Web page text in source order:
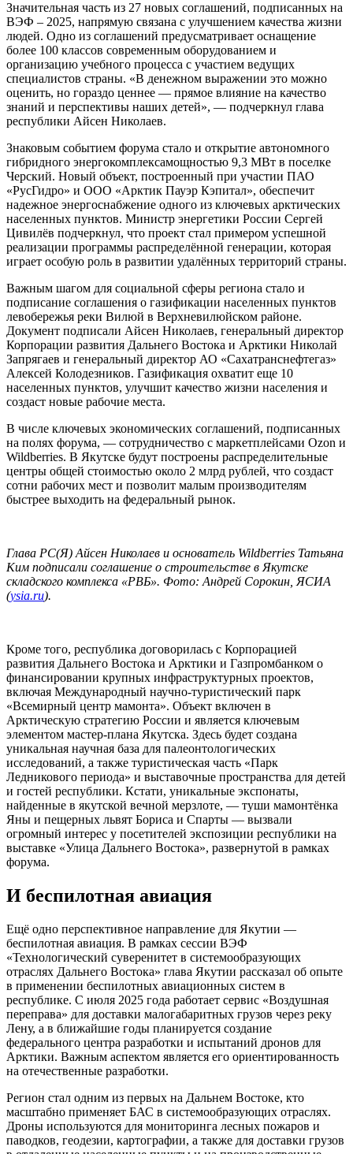
Значительная часть из 27 новых соглашений, подписанных на
ВЭФ – 2025, напрямую связана с улучшением качества жизни
людей. Одно из соглашений предусматривает оснащение
более 100 классов современным оборудованием и
организацию учебного процесса с участием ведущих
специалистов страны. «В денежном выражении это можно
оценить, но гораздо ценнее — прямое влияние на качество
знаний и перспективы наших детей», — подчеркнул глава
республики Айсен Николаев.
Знаковым событием форума стало и открытие автономного
гибридного энергокомплексамощностью 9,3 МВт в поселке
Черский. Новый объект, построенный при участии ПАО
«РусГидро» и ООО «Арктик Пауэр Кэпитал», обеспечит
надежное энергоснабжение одного из ключевых арктических
населенных пунктов. Министр энергетики России Сергей
Цивилёв подчеркнул, что проект стал примером успешной
реализации программы распределённой генерации, которая
играет особую роль в развитии удалённых территорий страны.
Важным шагом для социальной сферы региона стало и
подписание соглашения о газификации населенных пунктов
левобережья реки Вилюй в Верхневилюйском районе.
Документ подписали Айсен Николаев, генеральный директор
Корпорации развития Дальнего Востока и Арктики Николай
Запрягаев и генеральный директор АО «Сахатранснефтегаз»
Алексей Колодезников. Газификация охватит еще 10
населенных пунктов, улучшит качество жизни населения и
создаст новые рабочие места.
В числе ключевых экономических соглашений, подписанных
на полях форума, — сотрудничество с маркетплейсами Ozon и
Wildberries. В Якутске будут построены распределительные
центры общей стоимостью около 2 млрд рублей, что создаст
сотни рабочих мест и позволит малым производителям
быстрее выходить на федеральный рынок.
Глава РС(Я) Айсен Николаев и основатель Wildberries Татьяна
Ким подписали соглашение о строительстве в Якутске
складского комплекса «РВБ». Фото: Андрей Сорокин, ЯСИА
(ysia.ru).
Кроме того, республика договорилась с Корпорацией
развития Дальнего Востока и Арктики и Газпромбанком о
финансировании крупных инфраструктурных проектов,
включая Международный научно-туристический парк
«Всемирный центр мамонта». Объект включен в
Арктическую стратегию России и является ключевым
элементом мастер-плана Якутска. Здесь будет создана
уникальная научная база для палеонтологических
исследований, а также туристическая часть «Парк
Ледникового периода» и выставочные пространства для детей
и гостей республики. Кстати, уникальные экспонаты,
найденные в якутской вечной мерзлоте, — туши мамонтёнка
Яны и пещерных львят Бориса и Спарты — вызвали
огромный интерес у посетителей экспозиции республики на
выставке «Улица Дальнего Востока», развернутой в рамках
форума.
И беспилотная авиация
Ещё одно перспективное направление для Якутии —
беспилотная авиация. В рамках сессии ВЭФ
«Технологический суверенитет в системообразующих
отраслях Дальнего Востока» глава Якутии рассказал об опыте
в применении беспилотных авиационных систем в
республике. С июля 2025 года работает сервис «Воздушная
переправа» для доставки малогабаритных грузов через реку
Лену, а в ближайшие годы планируется создание
федерального центра разработки и испытаний дронов для
Арктики. Важным аспектом является его ориентированность
на отечественные разработки.
Регион стал одним из первых на Дальнем Востоке, кто
масштабно применяет БАС в системообразующих отраслях.
Дроны используются для мониторинга лесных пожаров и
паводков, геодезии, картографии, а также для доставки грузов